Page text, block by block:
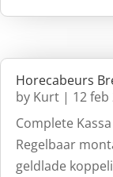
Horecabeurs
by Kurt | 12 feb
Complete
Regelbaar
geldlade